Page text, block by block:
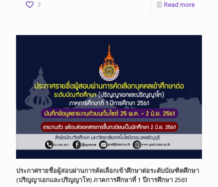
3 Read more
ประกาศรายชื่อผู้สอบผ่านการคัดเลือกเข้าศึกษาต่อระดับบัณฑิตศึกษา
(ปริญญาเอกและปริญญาโท) ภาคการศึกษาที่ 1 ปีการศึกษา 2561